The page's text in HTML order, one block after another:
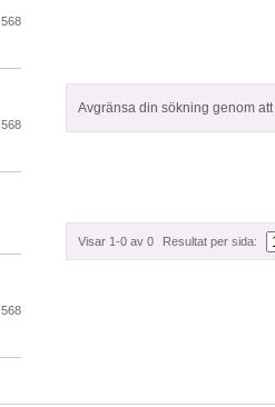
Avgränsa din sökning genom
Visar 1-0 av 0 Resultat per sida:
568
568
568